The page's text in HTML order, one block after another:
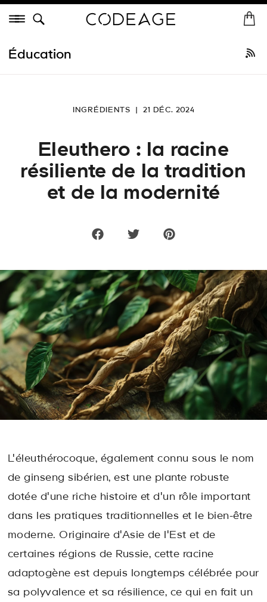
Passer
au
de
Menu
A
l
Tout acheter
Éducation
INGRÉDIENTS 21 DÉC. 2024
Eleuthero : la racine
résiliente de la tradition
et de la modernité
L'éleuthérocoque, également connu sous le nom
de ginseng sibérien, est une plante robuste
dotée d'une riche histoire et d'un rôle important
dans les pratiques traditionnelles et le bien-être
moderne. Originaire d'Asie de l'Est et de
certaines régions de Russie, cette racine
adaptogène est depuis longtemps célébrée pour
sa polyvalence et sa résilience, ce qui en fait un